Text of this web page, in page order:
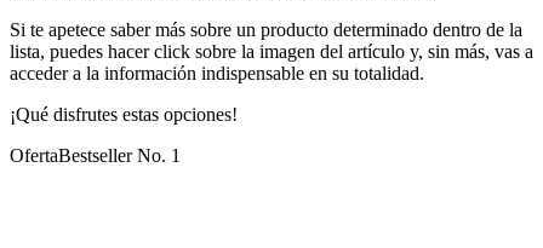
Si te apetece saber más sobre un producto determinado dentro de la
lista, puedes hacer click sobre la imagen del artículo y, sin más, vas a
acceder a la información indispensable en su totalidad.
¡Qué disfrutes estas opciones!
OfertaBestseller No. 1